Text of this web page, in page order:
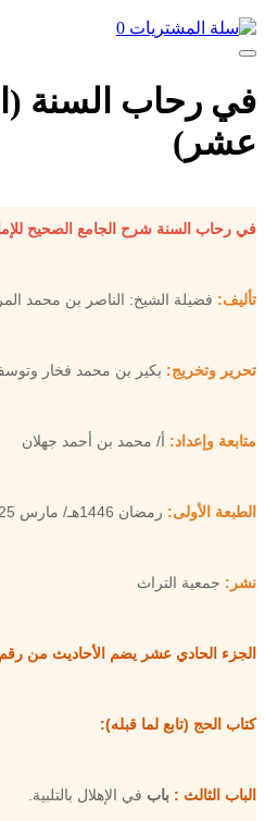
0
في رحاب السنة
عشر)
في رحاب السنة شرح الجامع الصحيح
تأليف: فضيلة الشيخ: الناصر بن محمد
تحرير وتخريج: بكير بن محمد فخار
متابعة وإعداد: أ/ محمد بن أحمد جهلان
الطبعة الأولى: رمضان 1446هـ/ مارس 2025م
نشر: جمعية التراث
الجزء الحادي عشر يضم الأحاديث من رقم 399 إلى رقم 426 وهي كالتالي:
كتاب الحج (تابع لما قبله):
الباب الثالث : باب في الإهلال بالتلبية.